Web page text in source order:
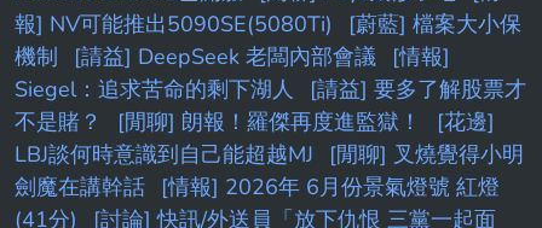
報] NV可能推出5090SE(5080Ti)
[蔚藍] 檔案大小保
機制
[請益] DeepSeek 老闆內部會議
[情報]
Siegel：追求苦命的剩下湖人
[請益] 要多了解股票才
不是賭？
[閒聊] 朗報！羅傑再度進監獄！
[花邊]
LBJ談何時意識到自己能超越MJ
[閒聊] 叉燒覺得小明
劍魔在講幹話
[情報] 2026年 6月份景氣燈號 紅燈
(41分)
[討論] 快訊/外送員「放下仇恨 三黨一起面